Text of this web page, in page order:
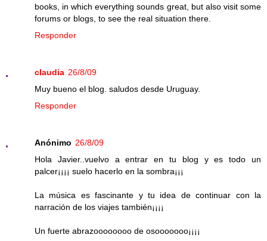
books, in which everything sounds great, but also visit some
forums or blogs, to see the real situation there.
Responder
claudia 26/8/09
Muy bueno el blog. saludos desde Uruguay.
Responder
Anónimo 26/8/09
Hola Javier..vuelvo a entrar en tu blog y es todo un
palcer¡¡¡¡ suelo hacerlo en la sombra¡¡¡
La música es fascinante y tu idea de continuar con la
narración de los viajes también¡¡¡¡
Un fuerte abrazoooooooo de osooooooo¡¡¡¡